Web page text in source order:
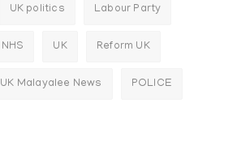
UK politics Labour Party
NHS UK Reform UK
UK Malayalee News POLICE